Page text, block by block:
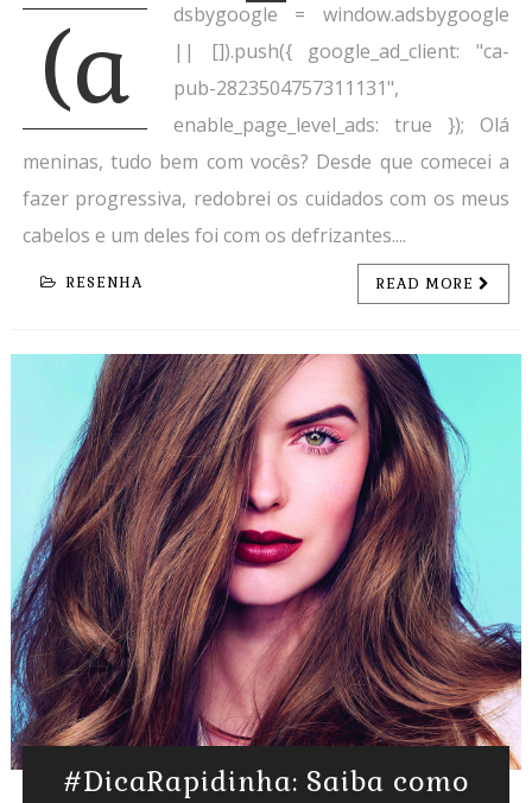
(a
dsbygoogle = window.adsbygoogle
|| []).push({ google_ad_client: "ca-
pub-2823504757311131",
enable_page_level_ads: true }); Olá
meninas, tudo bem com vocês? Desde que comecei a
fazer progressiva, redobrei os cuidados com os meus
cabelos e um deles foi com os defrizantes....
RESENHA READ MORE
#DicaRapidinha: Saiba como